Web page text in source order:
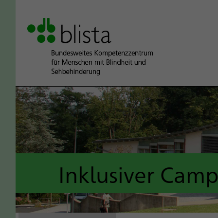
Inklusiver